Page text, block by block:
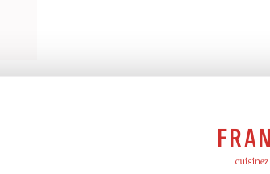
le 23/06/2026 à 12:04
Casserole mini 9 cm Castelpro 5 ply poignée